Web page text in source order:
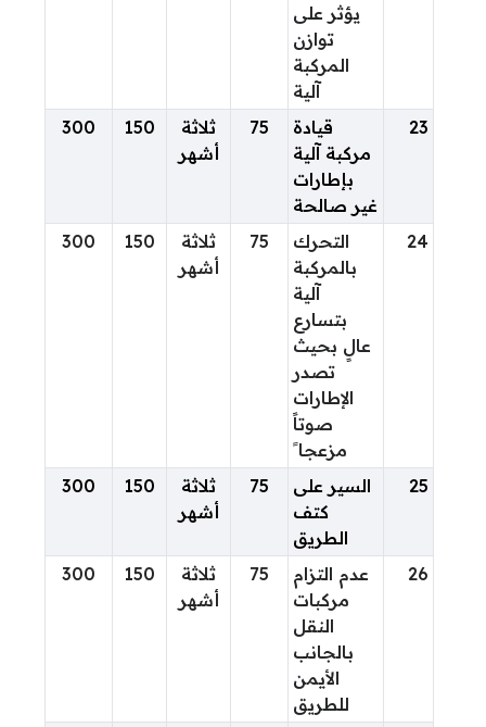
يؤثر على
توازن
المركبة
آلية
23
قيادة
مركبة آلية
بإطارات
غير صالحة
75
ثلاثة
أشهر
150
300
24
التحرك
بالمركبة
آلية
بتسارع
عالٍ بحيث
تصدر
الإطارات
صوتاً
مزعجا ً
75
ثلاثة
أشهر
150
300
25
السير على
كتف
الطريق
75
ثلاثة
أشهر
150
300
26
عدم التزام
مركبات
النقل
بالجانب
الأيمن
للطريق
75
ثلاثة
أشهر
150
300